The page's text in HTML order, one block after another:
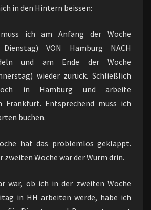
in den Hintern beissen:
ich am Anfang der Woche
VON Hamburg NACH
und am Ende der Woche
wieder zurück. Schließlich
in Hamburg und arbeite
Frankfurt. Entsprechend muss ich
buchen.
hat das problemlos geklappt.
zweiten Woche war der Wurm drin.
war, ob ich in der zweiten Woche
in HH arbeiten werde, habe ich